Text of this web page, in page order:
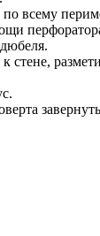
по всему
стене,